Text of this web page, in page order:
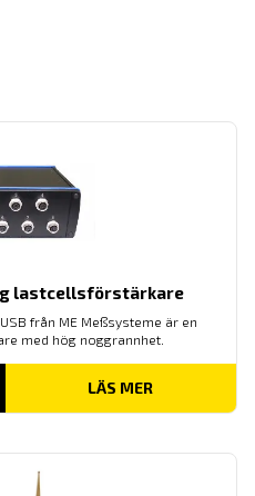
lastcellsförstärkare
från ME Meßsysteme är en
med hög noggrannhet.
LÄS MER